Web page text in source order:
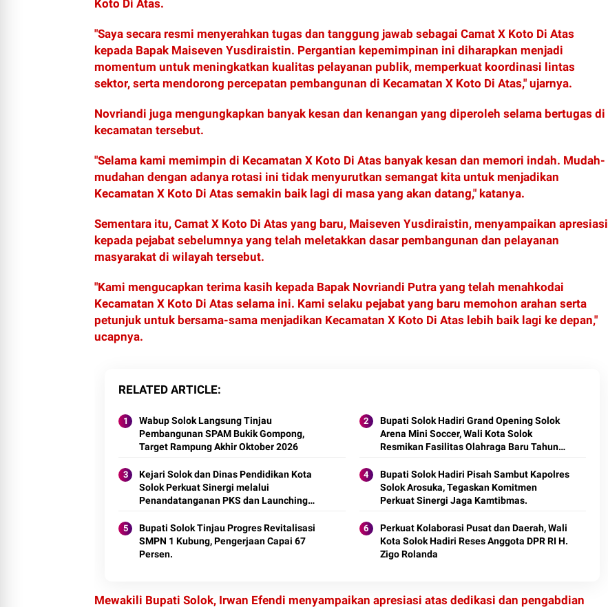
Koto Di Atas.
"Saya secara resmi menyerahkan tugas dan tanggung jawab sebagai Camat X Koto Di Atas
kepada Bapak Maiseven Yusdiraistin. Pergantian kepemimpinan ini diharapkan menjadi
momentum untuk meningkatkan kualitas pelayanan publik, memperkuat koordinasi lintas
sektor, serta mendorong percepatan pembangunan di Kecamatan X Koto Di Atas," ujarnya.
Novriandi juga mengungkapkan banyak kesan dan kenangan yang diperoleh selama bertugas di
kecamatan tersebut.
"Selama kami memimpin di Kecamatan X Koto Di Atas banyak kesan dan memori indah. Mudah-
mudahan dengan adanya rotasi ini tidak menyurutkan semangat kita untuk menjadikan
Kecamatan X Koto Di Atas semakin baik lagi di masa yang akan datang," katanya.
Sementara itu, Camat X Koto Di Atas yang baru, Maiseven Yusdiraistin, menyampaikan apresiasi
kepada pejabat sebelumnya yang telah meletakkan dasar pembangunan dan pelayanan
masyarakat di wilayah tersebut.
"Kami mengucapkan terima kasih kepada Bapak Novriandi Putra yang telah menahkodai
Kecamatan X Koto Di Atas selama ini. Kami selaku pejabat yang baru memohon arahan serta
petunjuk untuk bersama-sama menjadikan Kecamatan X Koto Di Atas lebih baik lagi ke depan,"
ucapnya.
RELATED ARTICLE
Wabup Solok Langsung Tinjau
Pembangunan SPAM Bukik Gompong,
Target Rampung Akhir Oktober 2026
Bupati Solok Hadiri Grand Opening Solok
Arena Mini Soccer, Wali Kota Solok
Resmikan Fasilitas Olahraga Baru Tahun
Kejari Solok dan Dinas Pendidikan Kota
Solok Perkuat Sinergi melalui
Penandatanganan PKS dan Launching
Bupati Solok Hadiri Pisah Sambut Kapolres
Solok Arosuka, Tegaskan Komitmen
Perkuat Sinergi Jaga Kamtibmas.
Bupati Solok Tinjau Progres Revitalisasi
SMPN 1 Kubung, Pengerjaan Capai 67
Perkuat Kolaborasi Pusat dan Daerah, Wali
Kota Solok Hadiri Reses Anggota DPR RI H.
Zigo Rolanda
Mewakili Bupati Solok, Irwan Efendi menyampaikan apresiasi atas dedikasi dan pengabdian